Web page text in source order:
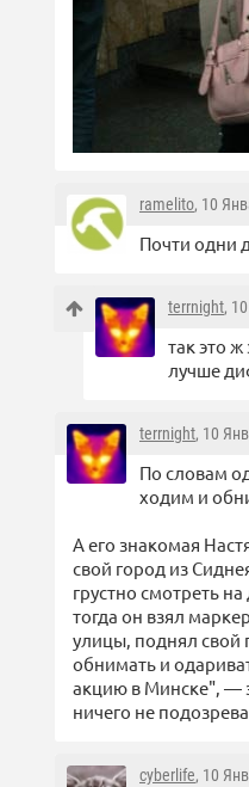
ramelito, 10
Почти одни
terrnight,
так это
лучше
terrnight, 10
По словам
ходим и
А его знакомая
свой город из
грустно смотреть
тогда он взял
улицы, поднял свой
обнимать и
акцию в Минске", —
ничего не
cyberlife, 10